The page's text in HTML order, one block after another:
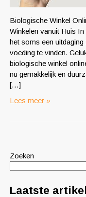
Biologische Winkel
Winkelen vanuit Huis
het soms een
voeding te vinden.
biologische winkel
nu gemakkelijk en
[…]
Lees meer »
Zoeken
Laatste